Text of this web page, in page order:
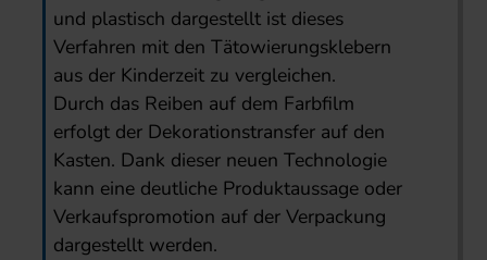
und plastisch dargestellt ist dieses
Verfahren mit den Tätowierungsklebern
aus der Kinderzeit zu vergleichen.
Durch das Reiben auf dem Farbfilm
erfolgt der Dekorationstransfer auf den
Kasten. Dank dieser neuen Technologie
kann eine deutliche Produktaussage oder
Verkaufspromotion auf der Verpackung
dargestellt werden.